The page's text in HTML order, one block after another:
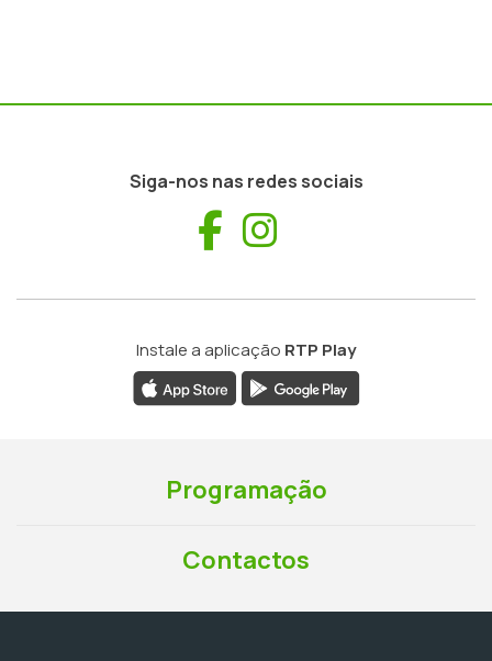
Siga-nos nas redes sociais
Facebook
Instale a aplicação RTP Play
Programação
Contactos